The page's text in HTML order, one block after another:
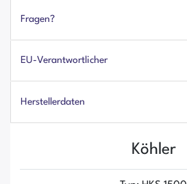
Fragen?
EU-Verantwortlicher
Herstellerdaten
Köhler